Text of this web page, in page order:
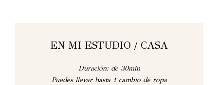
EN MI ESTUDIO / CASA
Duración: de 30min
Puedes llevar hasta 1 cambio de ropa